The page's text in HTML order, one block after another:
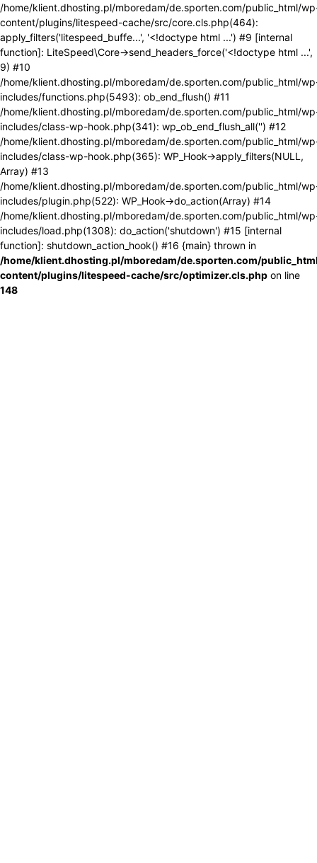
/home/klient.dhosting.pl/mboredam/de.sporten.com/public_html/
content/plugins/litespeed-cache/src/core.cls.php(464):
apply_filters('litespeed_buffe...', '<!doctype html ...') #9 [internal
function]: LiteSpeed\Core->send_headers_force('<!doctype html ...',
9) #10
/home/klient.dhosting.pl/mboredam/de.sporten.com/public_html/
includes/functions.php(5493): ob_end_flush() #11
/home/klient.dhosting.pl/mboredam/de.sporten.com/public_html/
includes/class-wp-hook.php(341): wp_ob_end_flush_all('') #12
/home/klient.dhosting.pl/mboredam/de.sporten.com/public_html/
includes/class-wp-hook.php(365): WP_Hook->apply_filters(NULL,
Array) #13
/home/klient.dhosting.pl/mboredam/de.sporten.com/public_html/
includes/plugin.php(522): WP_Hook->do_action(Array) #14
/home/klient.dhosting.pl/mboredam/de.sporten.com/public_html/
includes/load.php(1308): do_action('shutdown') #15 [internal
function]: shutdown_action_hook() #16 {main} thrown in
/home/klient.dhosting.pl/mboredam/de.sporten.com/
content/plugins/litespeed-cache/src/optimizer.cls.php on line
148